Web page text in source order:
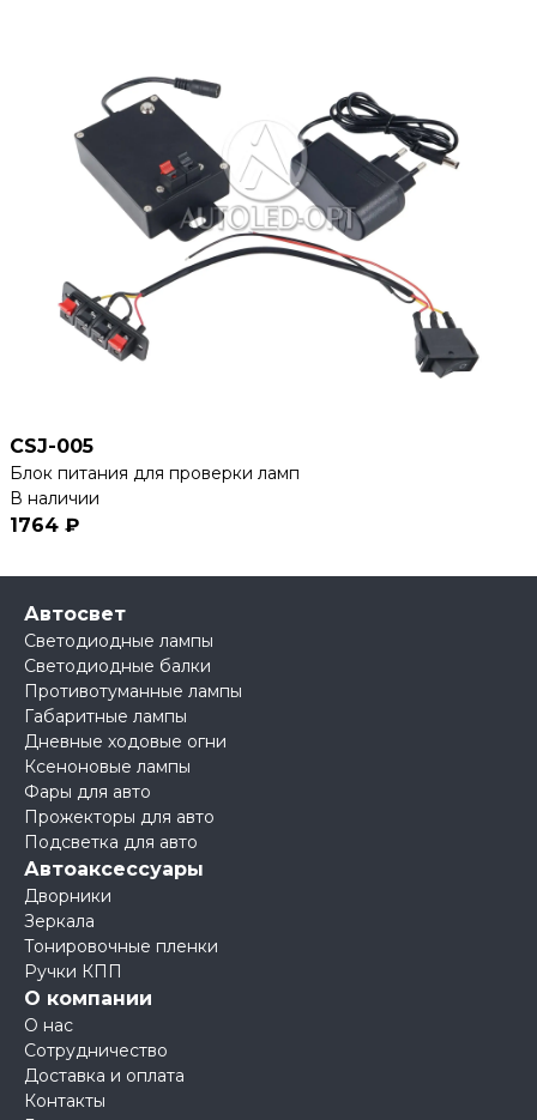
CSJ-005
Блок питания для проверки ламп
В наличии
1764 ₽
Автосвет
Светодиодные лампы
Светодиодные балки
Противотуманные лампы
Габаритные лампы
Дневные ходовые огни
Ксеноновые лампы
Фары для авто
Прожекторы для авто
Подсветка для авто
Автоаксессуары
Дворники
Зеркала
Тонировочные пленки
Ручки КПП
О компании
О нас
Сотрудничество
Доставка и оплата
Контакты